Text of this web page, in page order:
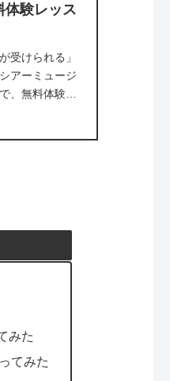
体験レッス
受けられる」
アーミュージ
、無料体験レ
みた
てみた